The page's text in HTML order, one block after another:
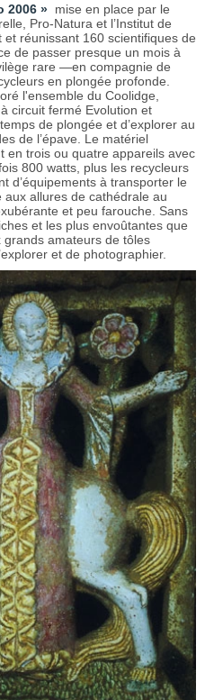
2006 » mise en place par le
Pro-Natura et l’Institut de
réunissant 160 scientifiques de
de passer presque un mois à
rare —en compagnie de
en plongée profonde.
l'ensemble du Coolidge,
circuit fermé Evolution et
de plongée et d’explorer au
de l’épave. Le matériel
en trois ou quatre appareils avec
800 watts, plus les recycleurs
d’équipements à transporter le
aux allures de cathédrale au
et peu farouche. Sans
et les plus envoûtantes que
amateurs de tôles
et de photographier.